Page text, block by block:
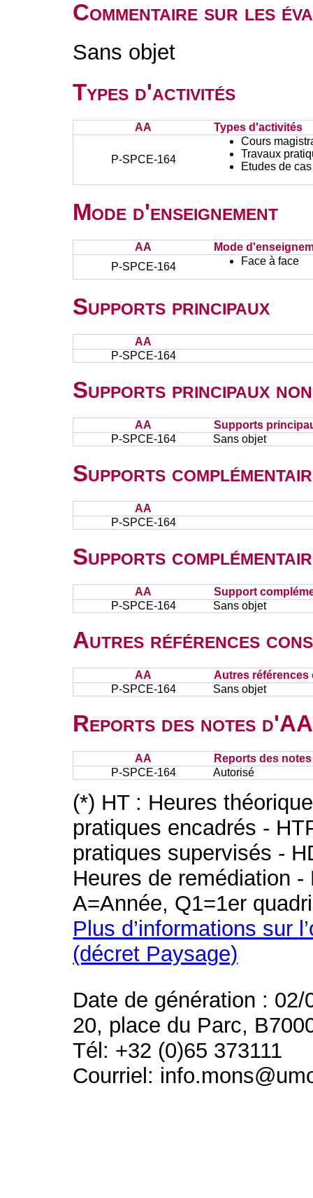
Commentaire sur les
Sans objet
Types d'activités
AA Types d'activités
P-SPCE-164
Cours
Travaux
Etudes de cas
Mode d'enseignement
AA
Mode
P-SPCE-164
Face à face
Supports principaux
AA
P-SPCE-164
Supports principaux
AA
Supports
P-SPCE-164
Sans objet
Supports
AA
P-SPCE-164
Supports
AA
Support
P-SPCE-164
Sans objet
Autres références
AA
Autres références
P-SPCE-164
Sans objet
Reports des notes
AA
Reports des
P-SPCE-164
Autorisé
(*) HT : Heures
pratiques encadrés -
pratiques supervisés -
Heures de remédiation
A=Année, Q1=1er
Plus d’informations sur
(décret Paysage)
Date de génération : 02/
20, place du Parc,
Tél: +32 (0)65 373111
Courriel: